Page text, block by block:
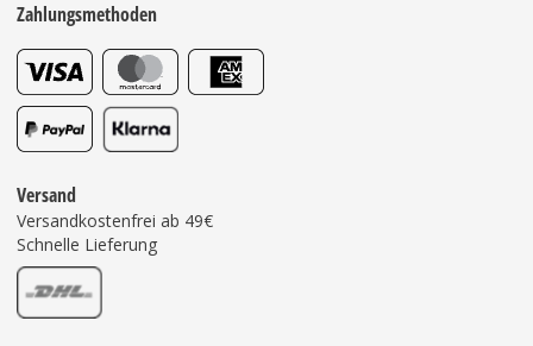
Zahlungsmethoden
Versand
Versandkostenfrei ab 49€
Schnelle Lieferung